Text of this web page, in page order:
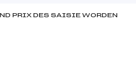
PRIX DES SAISIE WORDEN